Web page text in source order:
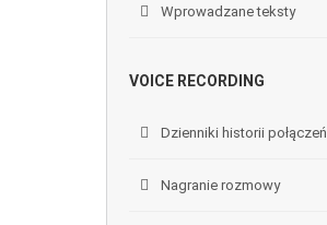
Wprowadzane teksty
VOICE RECORDING
Dzienniki historii połączeń
Nagranie rozmowy